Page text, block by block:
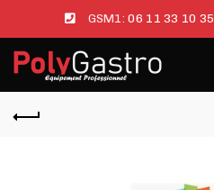
GSM1:06 11 33 10 35